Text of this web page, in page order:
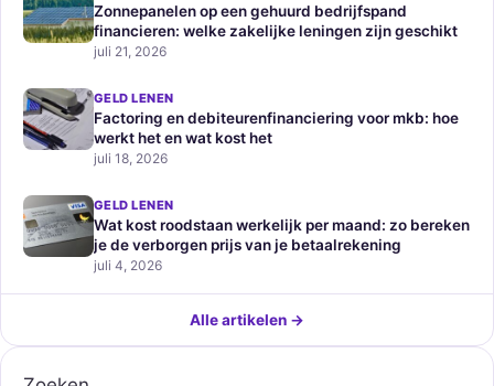
Zonnepanelen op een gehuurd bedrijfspand
financieren: welke zakelijke leningen zijn geschikt
juli 21, 2026
GELD LENEN
Factoring en debiteurenfinanciering voor mkb: hoe
werkt het en wat kost het
juli 18, 2026
GELD LENEN
Wat kost roodstaan werkelijk per maand: zo bereken
je de verborgen prijs van je betaalrekening
juli 4, 2026
Alle artikelen →